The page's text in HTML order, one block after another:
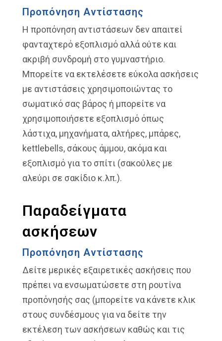
Προπόνηση Αντίστασης
Η προπόνηση αντιστάσεων δεν απαιτεί
φανταχτερό εξοπλισμό αλλά ούτε και
ακριβή συνδρομή στο γυμναστήριο.
Μπορείτε να εκτελέσετε εύκολα ασκήσεις
με αντιστάσεις χρησιμοποιώντας το
σωματικό σας βάρος ή μπορείτε να
χρησιμοποιήσετε εξοπλισμό όπως
λάστιχα, μηχανήματα, αλτήρες, μπάρες,
kettlebells, σάκους άμμου, ακόμα και
εξοπλισμό για το σπίτι (σακούλες με
αλεύρι σε σακίδιο κ.λπ.).
Παραδείγματα
ασκήσεων
Προπόνηση Αντίστασης
Δείτε μερικές εξαιρετικές ασκήσεις που
πρέπει να ενσωματώσετε στη ρουτίνα
προπόνησής σας (μπορείτε να κάνετε κλικ
στους συνδέσμους για να δείτε την
εκτέλεση των ασκήσεων καθώς και τις